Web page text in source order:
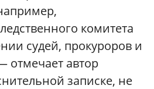
комитета
судей, прокуроров и
отмечает автор
записке, не